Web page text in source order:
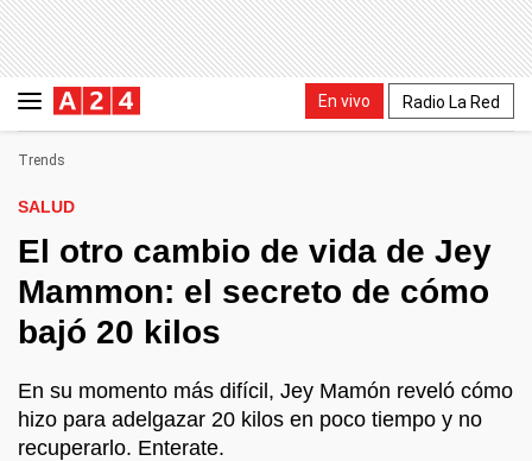
En vivo Radio La Red
Trends
SALUD
El otro cambio de vida de Jey
Mammon: el secreto de cómo
bajó 20 kilos
En su momento más difícil, Jey Mamón reveló cómo
hizo para adelgazar 20 kilos en poco tiempo y no
recuperarlo. Enterate.